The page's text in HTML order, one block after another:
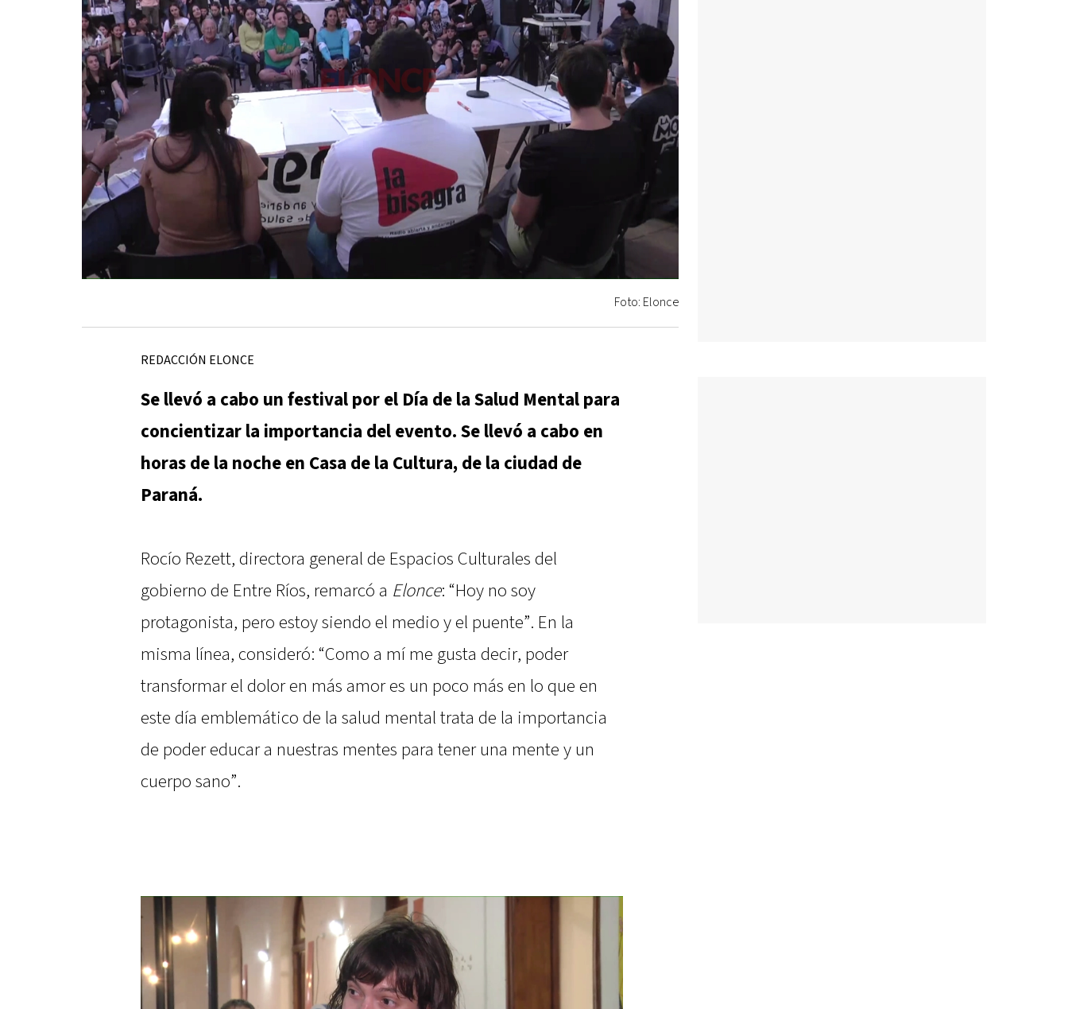
Foto: Elonce
REDACCIÓN ELONCE
Se llevó a cabo un festival por el Día de la Salud Mental para
concientizar la importancia del evento. Se llevó a cabo en
horas de la noche en Casa de la Cultura, de la ciudad de
Paraná.
Rocío Rezett, directora general de Espacios Culturales del
gobierno de Entre Ríos, remarcó a Elonce: “Hoy no soy
protagonista, pero estoy siendo el medio y el puente”. En la
misma línea, consideró: “Como a mí me gusta decir, poder
transformar el dolor en más amor es un poco más en lo que en
este día emblemático de la salud mental trata de la importancia
de poder educar a nuestras mentes para tener una mente y un
cuerpo sano”.